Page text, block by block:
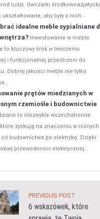
ludzi. Owczarki
ukształtowane, aby były z nich...
idealne meble sypialniane
Inwestowanie w meble
to kluczowy krok w tworzeniu
i funkcjonalnej przestrzeni do
Dobrej jakości meble nie tylko
prętów miedzianych w
rzemiośle i budownictwie
to niezwykle wszechstronne
zyskują na znaczeniu w różnych
budownictwa po elektrykę. Dzięki
przewodności elektrycznej...
PREVIOUS POST
6 wskazówek, które